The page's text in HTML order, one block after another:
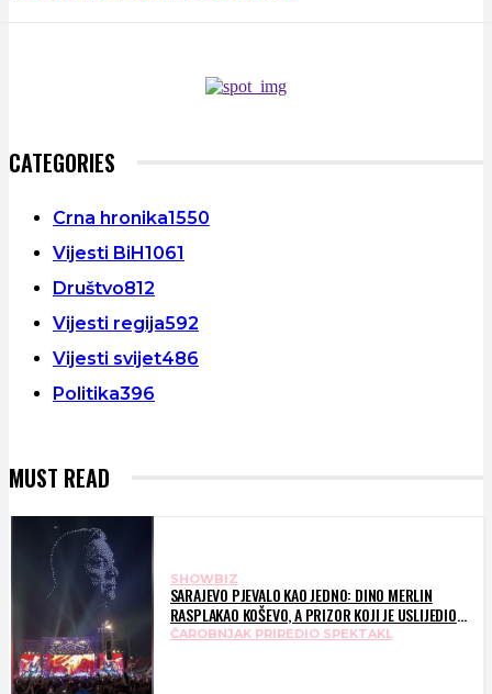
CATEGORIES
Crna hronika1550
Vijesti BiH1061
Društvo812
Vijesti regija592
Vijesti svijet486
Politika396
MUST READ
SHOWBIZ
SARAJEVO PJEVALO KAO JEDNO: DINO MERLIN
RASPLAKAO KOŠEVO, A PRIZOR KOJI JE USLIJEDIO
DUGO ĆE SE PAMTITI – HILJADE LJUDI PJEVALO
ČAROBNJAK PRIREDIO SPEKTAKL